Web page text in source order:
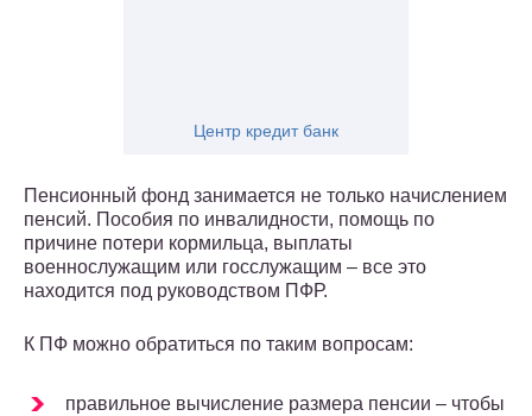
Центр кредит банк
Пенсионный фонд занимается не только начислением
пенсий. Пособия по инвалидности, помощь по
причине потери кормильца, выплаты
военнослужащим или госслужащим – все это
находится под руководством ПФР.
К ПФ можно обратиться по таким вопросам:
правильное вычисление размера пенсии – чтобы